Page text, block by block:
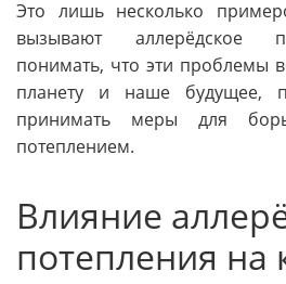
Это лишь несколько
вызывают аллерёдское
понимать, что эти проблемы
планету и наше будущее,
принимать меры для
потеплением.
Влияние
потепления на